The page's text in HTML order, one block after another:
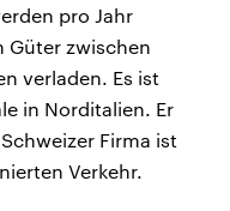
pro Jahr
Güter zwischen
verladen. Es ist
in Norditalien. Er
Firma ist
Verkehr.